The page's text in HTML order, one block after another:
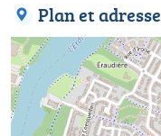
Plan et adresse